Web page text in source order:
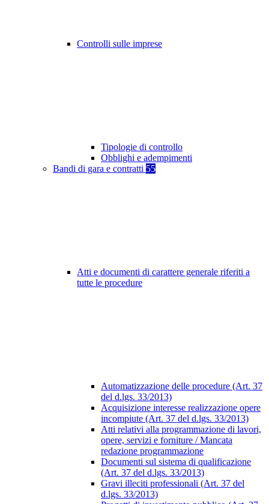
Controlli sulle imprese
Tipologie di controllo
Obblighi e adempimenti
Bandi di gara e contratti 55
Atti e documenti di carattere generale riferiti a
tutte le procedure
Automatizzazione delle procedure (Art. 37
del d.lgs. 33/2013)
Acquisizione interesse realizzazione opere
incompiute (Art. 37 del d.lgs. 33/2013)
Atti relativi alla programmazione di lavori,
opere, servizi e forniture / Mancata
redazione programmazione
Documenti sul sistema di qualificazione
(Art. 37 del d.lgs. 33/2013)
Gravi illeciti professionali (Art. 37 del
d.lgs. 33/2013)